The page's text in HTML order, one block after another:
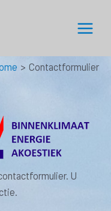
Menu
Contactformulier
U